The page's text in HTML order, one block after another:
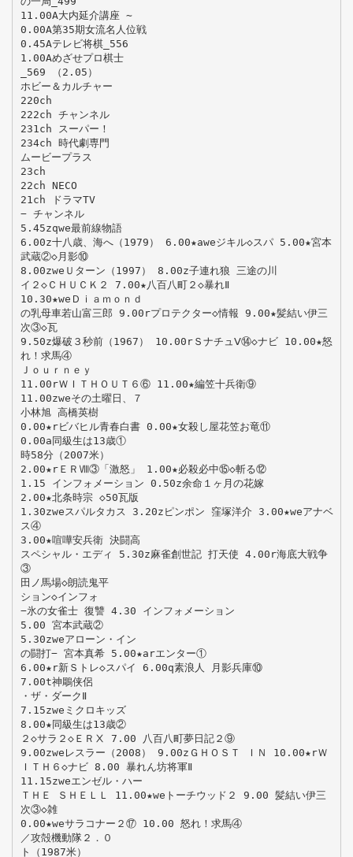
11.00A大内延介講座 ∼
0.00A第35期女流名人位戦
0.45Aテレビ将棋_556
1.00Aめざせプロ棋士
_569 （2.05）
ホビー＆カルチャー
220ch
222ch チャンネル
231ch スーパー！
234ch 時代劇専門
ムービープラス
23ch
22ch NECO
21ch ドラマTV
− チャンネル
5.45zqwe最前線物語
6.00z十八歳、海へ（1979） 6.00★aweジキル◇スパ 5.00★宮本
武蔵②◇月影⑩
8.00zweＵターン（1997） 8.00z子連れ狼 三途の川
イ２◇ＣＨＵＣＫ２ 7.00★八百八町２◇暴れⅡ
10.30★weＤｉａｍｏｎｄ
の乳母車若山富三郎 9.00rプロテクター◇情報 9.00★髪結い伊三
次③◇瓦
9.50z爆破３秒前（1967） 10.00rＳナチュⅤ⑭◇ナビ 10.00★怒
れ！求馬④
Ｊｏｕｒｎｅｙ
11.00rＷＩＴＨＯＵＴ６⑥ 11.00★編笠十兵衛⑨
11.00zweその土曜日、７
小林旭 高橋英樹
0.00★rビバヒル青春白書 0.00★女殺し屋花笠お竜⑪
0.00a同級生は13歳①
時58分（2007米）
2.00★rＥＲⅧ③「激怒」 1.00★必殺必中⑮◇斬る⑫
1.15 インフォメーション 0.50z余命１ヶ月の花嫁
2.00★北条時宗 ◇50瓦版
1.30zweスパルタカス 3.20zピンポン 窪塚洋介 3.00★weアナベ
ス④
3.00★喧嘩安兵衛 決闘高
スペシャル・エディ 5.30z麻雀創世記 打天使 4.00r海底大戦争
③
田ノ馬場◇朗読鬼平
ション◇インフォ
−氷の女雀士 復讐 4.30 インフォメーション
5.00 宮本武蔵②
5.30zweアローン・イン
の闘打− 宮本真希 5.00★arエンター①
6.00★r新Ｓトレ◇スパイ 6.00q素浪人 月影兵庫⑩
7.00t神鵰侠侶
・ザ・ダークⅡ
7.15zweミクロキッズ
8.00★同級生は13歳②
２◇サラ２◇ＥＲⅩ 7.00 八百八町夢日記２⑨
9.00zweレスラー（2008） 9.00zＧＨＯＳＴ ＩＮ 10.00★rＷ
ＩＴＨ６◇ナビ 8.00 暴れん坊将軍Ⅱ
11.15zweエンゼル・ハー
ＴＨＥ ＳＨＥＬＬ 11.00★weトーチウッド２ 9.00 髪結い伊三
次③◇雑
0.00★weサラコナー２⑰ 10.00 怒れ！求馬④
／攻殻機動隊２．０
ト（1987米）